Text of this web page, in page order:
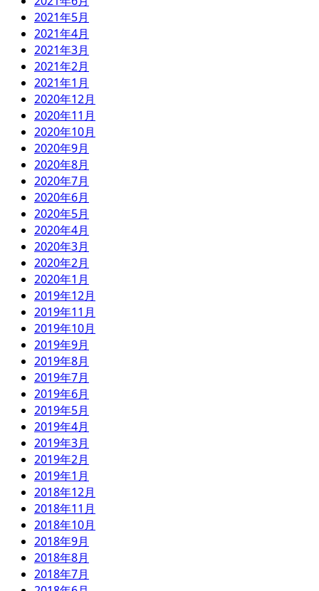
2021年5月
2021年4月
2021年3月
2021年2月
2021年1月
2020年12月
2020年11月
2020年10月
2020年9月
2020年8月
2020年7月
2020年6月
2020年5月
2020年4月
2020年3月
2020年2月
2020年1月
2019年12月
2019年11月
2019年10月
2019年9月
2019年8月
2019年7月
2019年6月
2019年5月
2019年4月
2019年3月
2019年2月
2019年1月
2018年12月
2018年11月
2018年10月
2018年9月
2018年8月
2018年7月